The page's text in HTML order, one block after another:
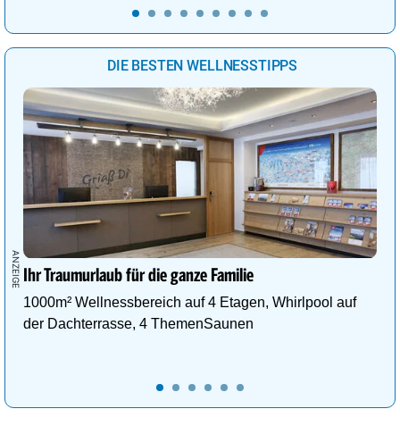
DIE BESTEN WELLNESSTIPPS
Ihr Traumurlaub für die ganze Familie
1000m² Wellnessbereich auf 4 Etagen, Whirlpool auf
der Dachterrasse, 4 ThemenSaunen